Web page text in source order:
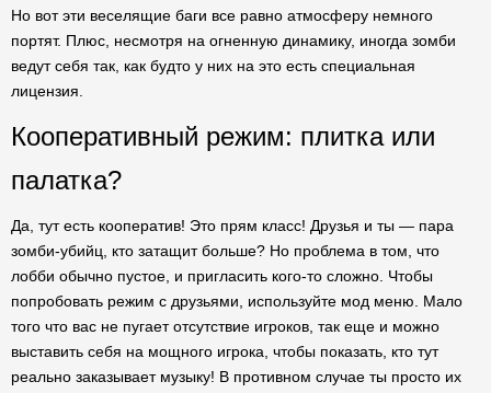
Но вот эти веселящие баги все равно атмосферу немного
портят. Плюс, несмотря на огненную динамику, иногда зомби
ведут себя так, как будто у них на это есть специальная
лицензия.
Кооперативный режим: плитка или
палатка?
Да, тут есть кооператив! Это прям класс! Друзья и ты — пара
зомби-убийц, кто затащит больше? Но проблема в том, что
лобби обычно пустое, и пригласить кого-то сложно. Чтобы
попробовать режим с друзьями, используйте мод меню. Мало
того что вас не пугает отсутствие игроков, так еще и можно
выставить себя на мощного игрока, чтобы показать, кто тут
реально заказывает музыку! В противном случае ты просто их